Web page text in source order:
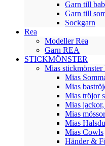
Garn till
Garn till
Sockgarn
Rea
Modeller Rea
Garn REA
STICKMÖNSTER
Mias stickmönster
Mias
Mias
Mias tröjor
Mias
Mias mössor
Mias
Mias Cowls
Händer &